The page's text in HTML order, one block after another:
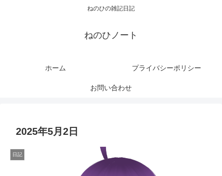
ねのひの雑記日記
ねのひノート
ホーム プライバシーポリシー
お問い合わせ
2025年5月2日
日記